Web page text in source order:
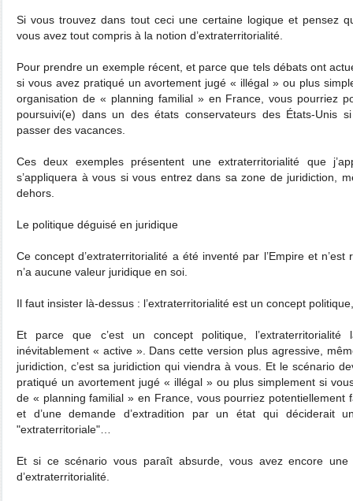
Si vous trouvez dans tout ceci une certaine logique et pensez
vous avez tout compris à la notion d’extraterritorialité.
Pour prendre un exemple récent, et parce que tels débats ont
si vous avez pratiqué un avortement jugé « illégal » ou plus
organisation de « planning familial » en France, vous pourriez
poursuivi(e) dans un des états conservateurs des États-Unis si
passer des vacances.
Ces deux exemples présentent une extraterritorialité que
s’appliquera à vous si vous entrez dans sa zone de juridiction,
dehors.
Le politique déguisé en juridique
Ce concept d’extraterritorialité a été inventé par l’Empire et n’est
n’a aucune valeur juridique en soi.
Il faut insister là-dessus : l’extraterritorialité est un concept
Et parce que c’est un concept politique, l’extraterritorialité
inévitablement « active ». Dans cette version plus agressive,
juridiction, c’est sa juridiction qui viendra à vous. Et le scénario
pratiqué un avortement jugé « illégal » ou plus simplement si
de « planning familial » en France, vous pourriez potentiellement
et d’une demande d’extradition par un état qui déciderait
"extraterritoriale"…
Et si ce scénario vous paraît absurde, vous avez encore
d’extraterritorialité.